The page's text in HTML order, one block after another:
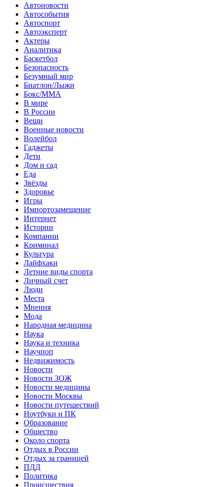
Автоновости
Автособытия
Автоспорт
Автоэксперт
Актеры
Аналитика
Баскетбол
Безопасность
Безумный мир
Биатлон/Лыжи
Бокс/MMA
В мире
В России
Вещи
Военные новости
Волейбол
Гаджеты
Дети
Дом и сад
Еда
Звёзды
Здоровье
Игры
Импортозамещение
Интернет
Истории
Компании
Криминал
Культура
Лайфхаки
Летние виды спорта
Личный счет
Люди
Места
Мнения
Мода
Народная медицина
Наука
Наука и техника
Научпоп
Недвижимость
Новости
Новости ЗОЖ
Новости медицины
Новости Москвы
Новости путешествий
Ноутбуки и ПК
Образование
Общество
Около спорта
Отдых в России
Отдых за границей
ПДД
Политика
Происшествия